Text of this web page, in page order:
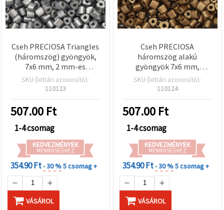
Cseh PRECIOSA Triangles
(háromszög) gyöngyök,
7x6 mm, 2 mm-es
háromszög alakú furat,
ezüst színű felület – 15 g
SKU (leltári azonosító):
110123
507.00 Ft
1-4 csomag
KEDVEZMÉNYEK
MENNYISÉGHEZ
354.90 Ft- 30 %5 csomag +
VÁSÁROL
Cseh PRECIOSA
háromszög alakú
gyöngyök 7x6 mm,
háromszög alakú furat 2
mm, egyszínű aranyszínű,
SKU (leltári azonosító):
110124
507.00 Ft
1-4 csomag
KEDVEZMÉNYEK
MENNYISÉGHEZ
354.90 Ft- 30 %5 csomag +
VÁSÁROL